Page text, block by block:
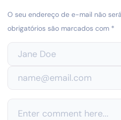
O seu endereço de e-mail não
obrigatórios são marcados com *